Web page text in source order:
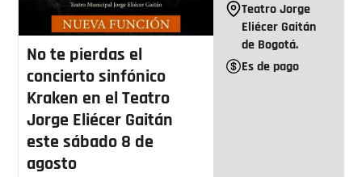
No te pierdas el
concierto sinfónico
Kraken en el Teatro
Jorge Eliécer Gaitán
este sábado 8 de
agosto
Teatro Jorge
Eliécer Gaitán
de Bogotá.
Es de pago